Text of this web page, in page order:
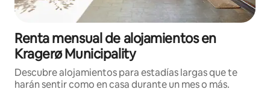
Renta mensual de alojamientos en
Kragerø Municipality
Descubre alojamientos para estadías largas que te
harán sentir como en casa durante un mes o más.